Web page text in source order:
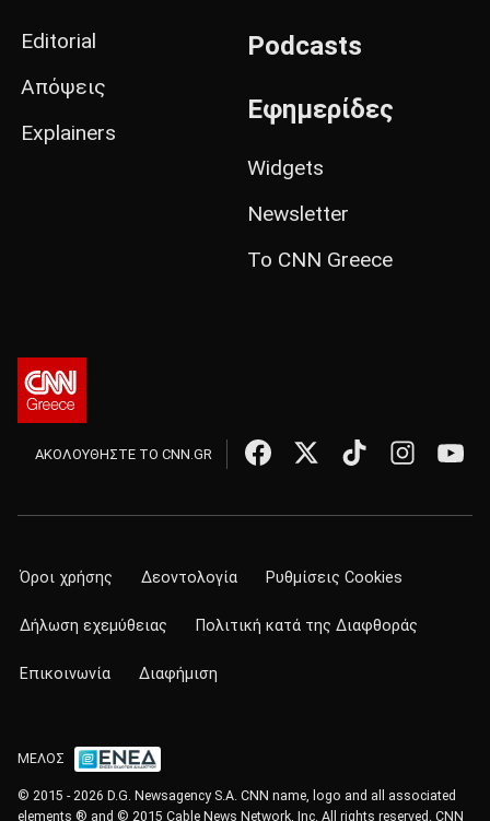
Editorial
Απόψεις
Explainers
Podcasts
Εφημερίδες
Widgets
Newsletter
Το CNN Greece
ΑΚΟΛΟΥΘΗΣΤΕ ΤΟ CNN.GR
Όροι χρήσης Δεοντολογία Ρυθμίσεις Cookies
Δήλωση εχεμύθειας Πολιτική κατά της Διαφθοράς
Επικοινωνία Διαφήμιση
ΜΕΛΟΣ
© 2015 - 2026 D.G. Newsagency S.A. CNN name, logo and all associated
elements ® and © 2015 Cable News Network, Inc. All rights reserved. CNN